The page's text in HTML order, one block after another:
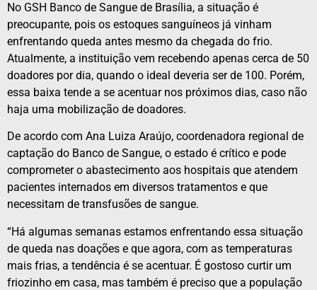
No GSH Banco de Sangue de Brasília, a situação é
preocupante, pois os estoques sanguíneos já vinham
enfrentando queda antes mesmo da chegada do frio.
Atualmente, a instituição vem recebendo apenas cerca de 50
doadores por dia, quando o ideal deveria ser de 100. Porém,
essa baixa tende a se acentuar nos próximos dias, caso não
haja uma mobilização de doadores.
De acordo com Ana Luiza Araújo, coordenadora regional de
captação do Banco de Sangue, o estado é crítico e pode
comprometer o abastecimento aos hospitais que atendem
pacientes internados em diversos tratamentos e que
necessitam de transfusões de sangue.
“Há algumas semanas estamos enfrentando essa situação
de queda nas doações e que agora, com as temperaturas
mais frias, a tendência é se acentuar. É gostoso curtir um
friozinho em casa, mas também é preciso que a população